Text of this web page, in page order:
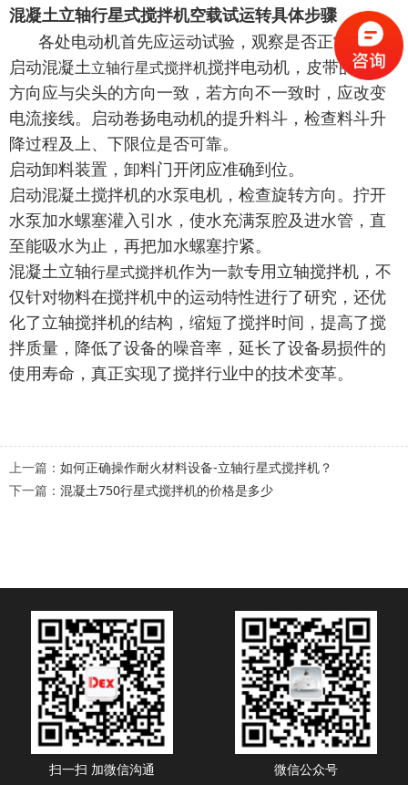
混凝土立轴行星式搅拌机空载试运转具体步骤
各处电动机首先应运动试验，观察是否正常。
启动混凝土立轴行星式搅拌机搅拌电动机，皮带的旋转
方向应与尖头的方向一致，若方向不一致时，应改变
电流接线。启动卷扬电动机的提升料斗，检查料斗升
降过程及上、下限位是否可靠。
启动卸料装置，卸料门开闭应准确到位。
启动混凝土搅拌机的水泵电机，检查旋转方向。拧开
水泵加水螺塞灌入引水，使水充满泵腔及进水管，直
至能吸水为止，再把加水螺塞拧紧。
混凝土立轴行星式搅拌机作为一款专用立轴搅拌机，不
仅针对物料在搅拌机中的运动特性进行了研究，还优
化了立轴搅拌机的结构，缩短了搅拌时间，提高了搅
拌质量，降低了设备的噪音率，延长了设备易损件的
使用寿命，真正实现了搅拌行业中的技术变革。
上一篇： 如何正确操作耐火材料设备-立轴行星式搅拌机？
下一篇： 混凝土750行星式搅拌机的价格是多少
扫一扫 加微信沟通 微信公众号